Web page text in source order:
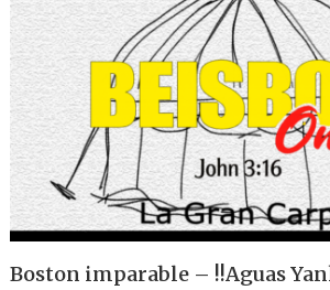
Boston imparable – !!Aguas